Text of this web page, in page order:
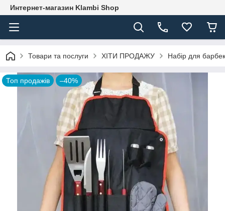
Интернет-магазин Klambi Shop
Товари та послуги ХІТИ ПРОДАЖУ Набір для
Топ продажів –40%